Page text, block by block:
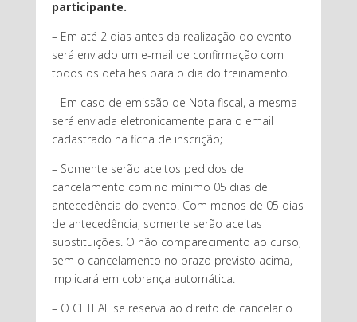
participante.
– Em até 2 dias antes da realização do evento
será enviado um e-mail de confirmação com
todos os detalhes para o dia do treinamento.
– Em caso de emissão de Nota fiscal, a mesma
será enviada eletronicamente para o email
cadastrado na ficha de inscrição;
– Somente serão aceitos pedidos de
cancelamento com no mínimo 05 dias de
antecedência do evento. Com menos de 05 dias
de antecedência, somente serão aceitas
substituições. O não comparecimento ao curso,
sem o cancelamento no prazo previsto acima,
implicará em cobrança automática.
– O CETEAL se reserva ao direito de cancelar o